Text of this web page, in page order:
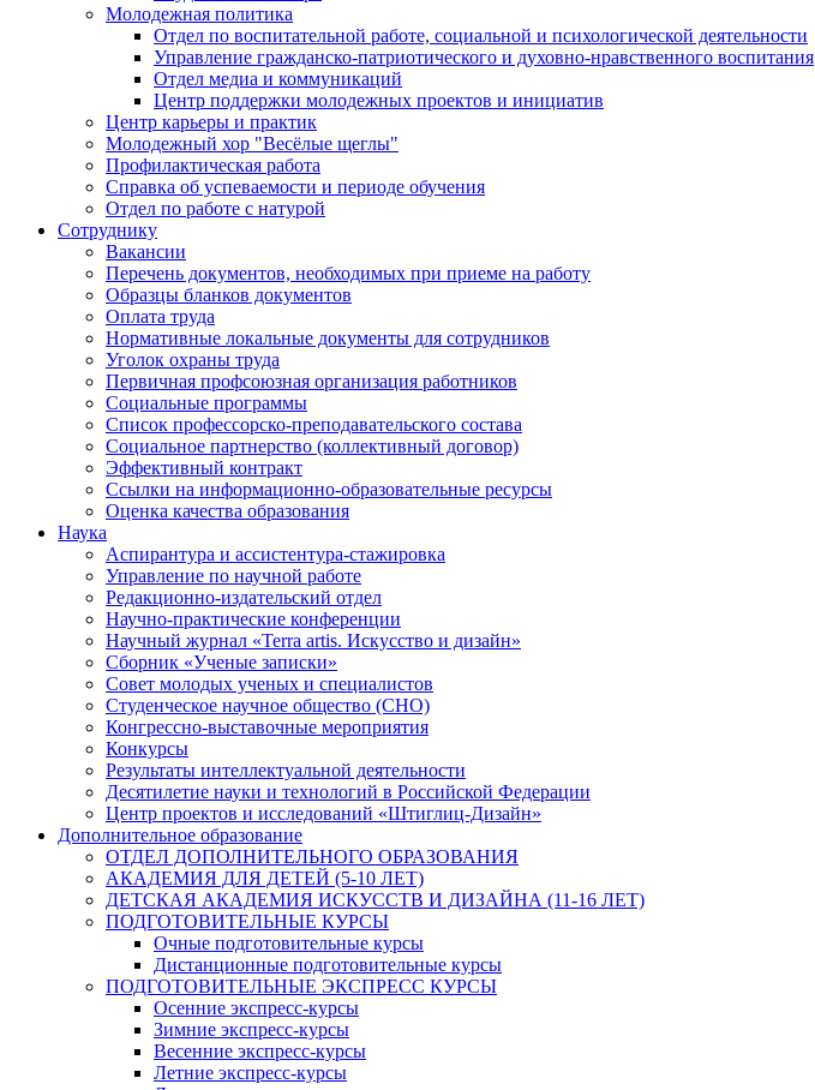
Молодежная политика
Отдел по воспитательной работе, социальной и психологической деятельности
Управление гражданско-патриотического и духовно-нравственного воспитания
Отдел медиа и коммуникаций
Центр поддержки молодежных проектов и инициатив
Центр карьеры и практик
Молодежный хор "Весёлые щеглы"
Профилактическая работа
Справка об успеваемости и периоде обучения
Отдел по работе с натурой
Сотруднику
Вакансии
Перечень документов, необходимых при приеме на работу
Образцы бланков документов
Оплата труда
Нормативные локальные документы для сотрудников
Уголок охраны труда
Первичная профсоюзная организация работников
Социальные программы
Список профессорско-преподавательского состава
Социальное партнерство (коллективный договор)
Эффективный контракт
Ссылки на информационно-образовательные ресурсы
Оценка качества образования
Наука
Аспирантура и ассистентура-стажировка
Управление по научной работе
Редакционно-издательский отдел
Научно-практические конференции
Научный журнал «Terra artis. Искусство и дизайн»
Сборник «Ученые записки»
Совет молодых ученых и специалистов
Студенческое научное общество (СНО)
Конгрессно-выставочные мероприятия
Конкурсы
Результаты интеллектуальной деятельности
Десятилетие науки и технологий в Российской Федерации
Центр проектов и исследований «Штиглиц-Дизайн»
Дополнительное образование
ОТДЕЛ ДОПОЛНИТЕЛЬНОГО ОБРАЗОВАНИЯ
АКАДЕМИЯ ДЛЯ ДЕТЕЙ (5-10 ЛЕТ)
ДЕТСКАЯ АКАДЕМИЯ ИСКУССТВ И ДИЗАЙНА (11-16 ЛЕТ)
ПОДГОТОВИТЕЛЬНЫЕ КУРСЫ
Очные подготовительные курсы
Дистанционные подготовительные курсы
ПОДГОТОВИТЕЛЬНЫЕ ЭКСПРЕСС КУРСЫ
Осенние экспресс-курсы
Зимние экспресс-курсы
Весенние экспресс-курсы
Летние экспресс-курсы